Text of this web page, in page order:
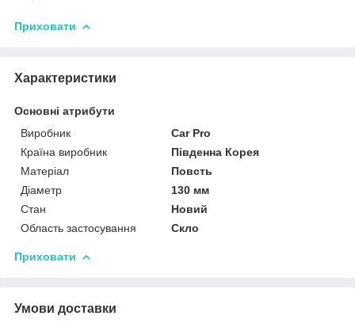
Приховати
Характеристики
Основні атрибути
Виробник
Car Pro
Країна виробник
Південна Корея
Матеріал
Повсть
Діаметр
130 мм
Стан
Новий
Область застосування
Скло
Приховати
Умови доставки